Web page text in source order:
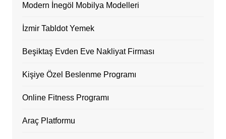
Modern İnegöl Mobilya Modelleri
İzmir Tabldot Yemek
Beşiktaş Evden Eve Nakliyat Firması
Kişiye Özel Beslenme Programı
Online Fitness Programı
Araç Platformu